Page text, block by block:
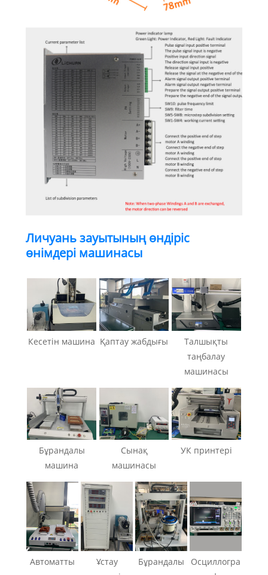
Личуань зауытының өндіріс
өнімдері машинасы
Кесетін машина Қаптау жабдығы
Талшықты
таңбалау
машинасы
Бұрандалы
машина
Сынақ
машинасы
УК принтері
Автоматты
Ұстау
Бұрандалы
Осциллогра